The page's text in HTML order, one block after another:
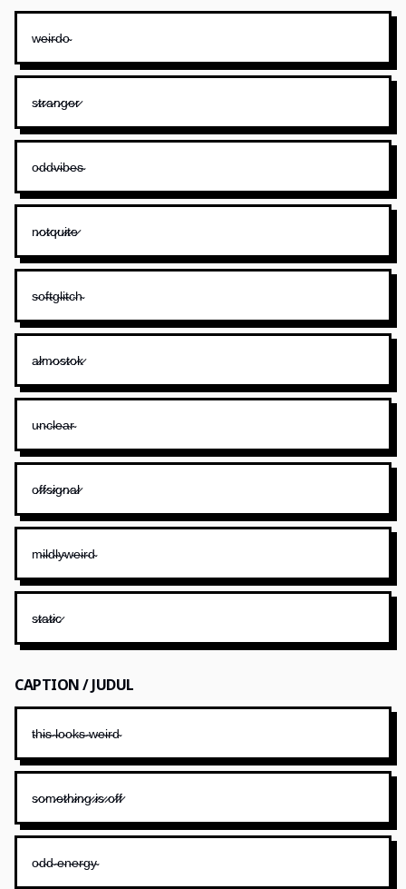
w̴e̴i̴r̴d̴o̴
s̷t̷r̷a̷n̷g̷e̷r̷
o̴d̴d̴v̴i̴b̴e̴s̴
n̷o̷t̷q̷u̷i̷t̷e̷
s̴o̴f̴t̴g̴l̴i̴t̴c̴h̴
a̷l̷m̷o̷s̷t̷o̷k̷
u̴n̴c̴l̴e̴a̴r̴
o̷f̷f̷s̷i̷g̷n̷a̷l̷
m̴i̴l̴d̴l̴y̴w̴e̴i̴r̴d̴
s̷t̷a̷t̷i̷c̷
CAPTION / JUDUL
t̴h̴i̴s̴ ̴l̴o̴o̴k̴s̴ ̴w̴e̴i̴r̴d̴
s̷o̷m̷e̷t̷h̷i̷n̷g̷ ̷i̷s̷ ̷o̷f̷f̷
o̴d̴d̴ ̴e̴n̴e̴r̴g̴y̴